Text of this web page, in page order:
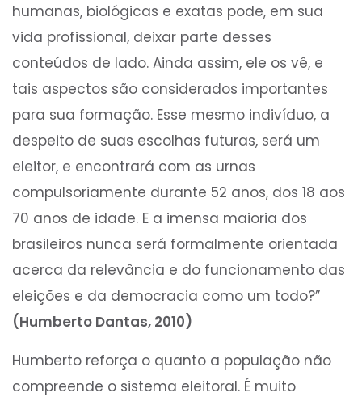
humanas, biológicas e exatas pode, em sua
vida profissional, deixar parte desses
conteúdos de lado. Ainda assim, ele os vê, e
tais aspectos são considerados importantes
para sua formação. Esse mesmo indivíduo, a
despeito de suas escolhas futuras, será um
eleitor, e encontrará com as urnas
compulsoriamente durante 52 anos, dos 18 aos
70 anos de idade. E a imensa maioria dos
brasileiros nunca será formalmente orientada
acerca da relevância e do funcionamento das
eleições e da democracia como um todo?”
(Humberto Dantas, 2010)
Humberto reforça o quanto a população não
compreende o sistema eleitoral. É muito